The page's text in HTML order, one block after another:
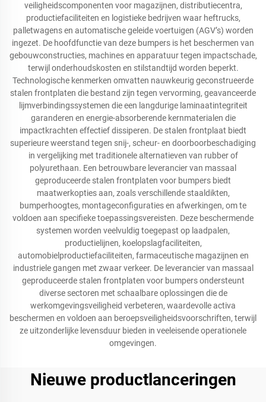
veiligheidscomponenten voor magazijnen, distributiecentra,
productiefaciliteiten en logistieke bedrijven waar heftrucks,
palletwagens en automatische geleide voertuigen (AGV’s) worden
ingezet. De hoofdfunctie van deze bumpers is het beschermen van
gebouwconstructies, machines en apparatuur tegen impactschade,
terwijl onderhoudskosten en stilstandtijd worden beperkt.
Technologische kenmerken omvatten nauwkeurig geconstrueerde
stalen frontplaten die bestand zijn tegen vervorming, geavanceerde
lijmverbindingssystemen die een langdurige laminaatintegriteit
garanderen en energie-absorberende kernmaterialen die
impactkrachten effectief dissiperen. De stalen frontplaat biedt
superieure weerstand tegen snij-, scheur- en doorboorbeschadiging
in vergelijking met traditionele alternatieven van rubber of
polyurethaan. Een betrouwbare leverancier van massaal
geproduceerde stalen frontplaten voor bumpers biedt
maatwerkopties aan, zoals verschillende staaldikten,
bumperhoogtes, montageconfiguraties en afwerkingen, om te
voldoen aan specifieke toepassingsvereisten. Deze beschermende
systemen worden veelvuldig toegepast op laadpalen,
productielijnen, koelopslagfaciliteiten,
automobielproductiefaciliteiten, farmaceutische magazijnen en
industriele gangen met zwaar verkeer. De leverancier van massaal
geproduceerde stalen frontplaten voor bumpers ondersteunt
diverse sectoren met schaalbare oplossingen die de
werkomgevingsveiligheid verbeteren, waardevolle activa
beschermen en voldoen aan beroepsveiligheidsvoorschriften, terwijl
ze uitzonderlijke levensduur bieden in veeleisende operationele
omgevingen.
Nieuwe productlanceringen